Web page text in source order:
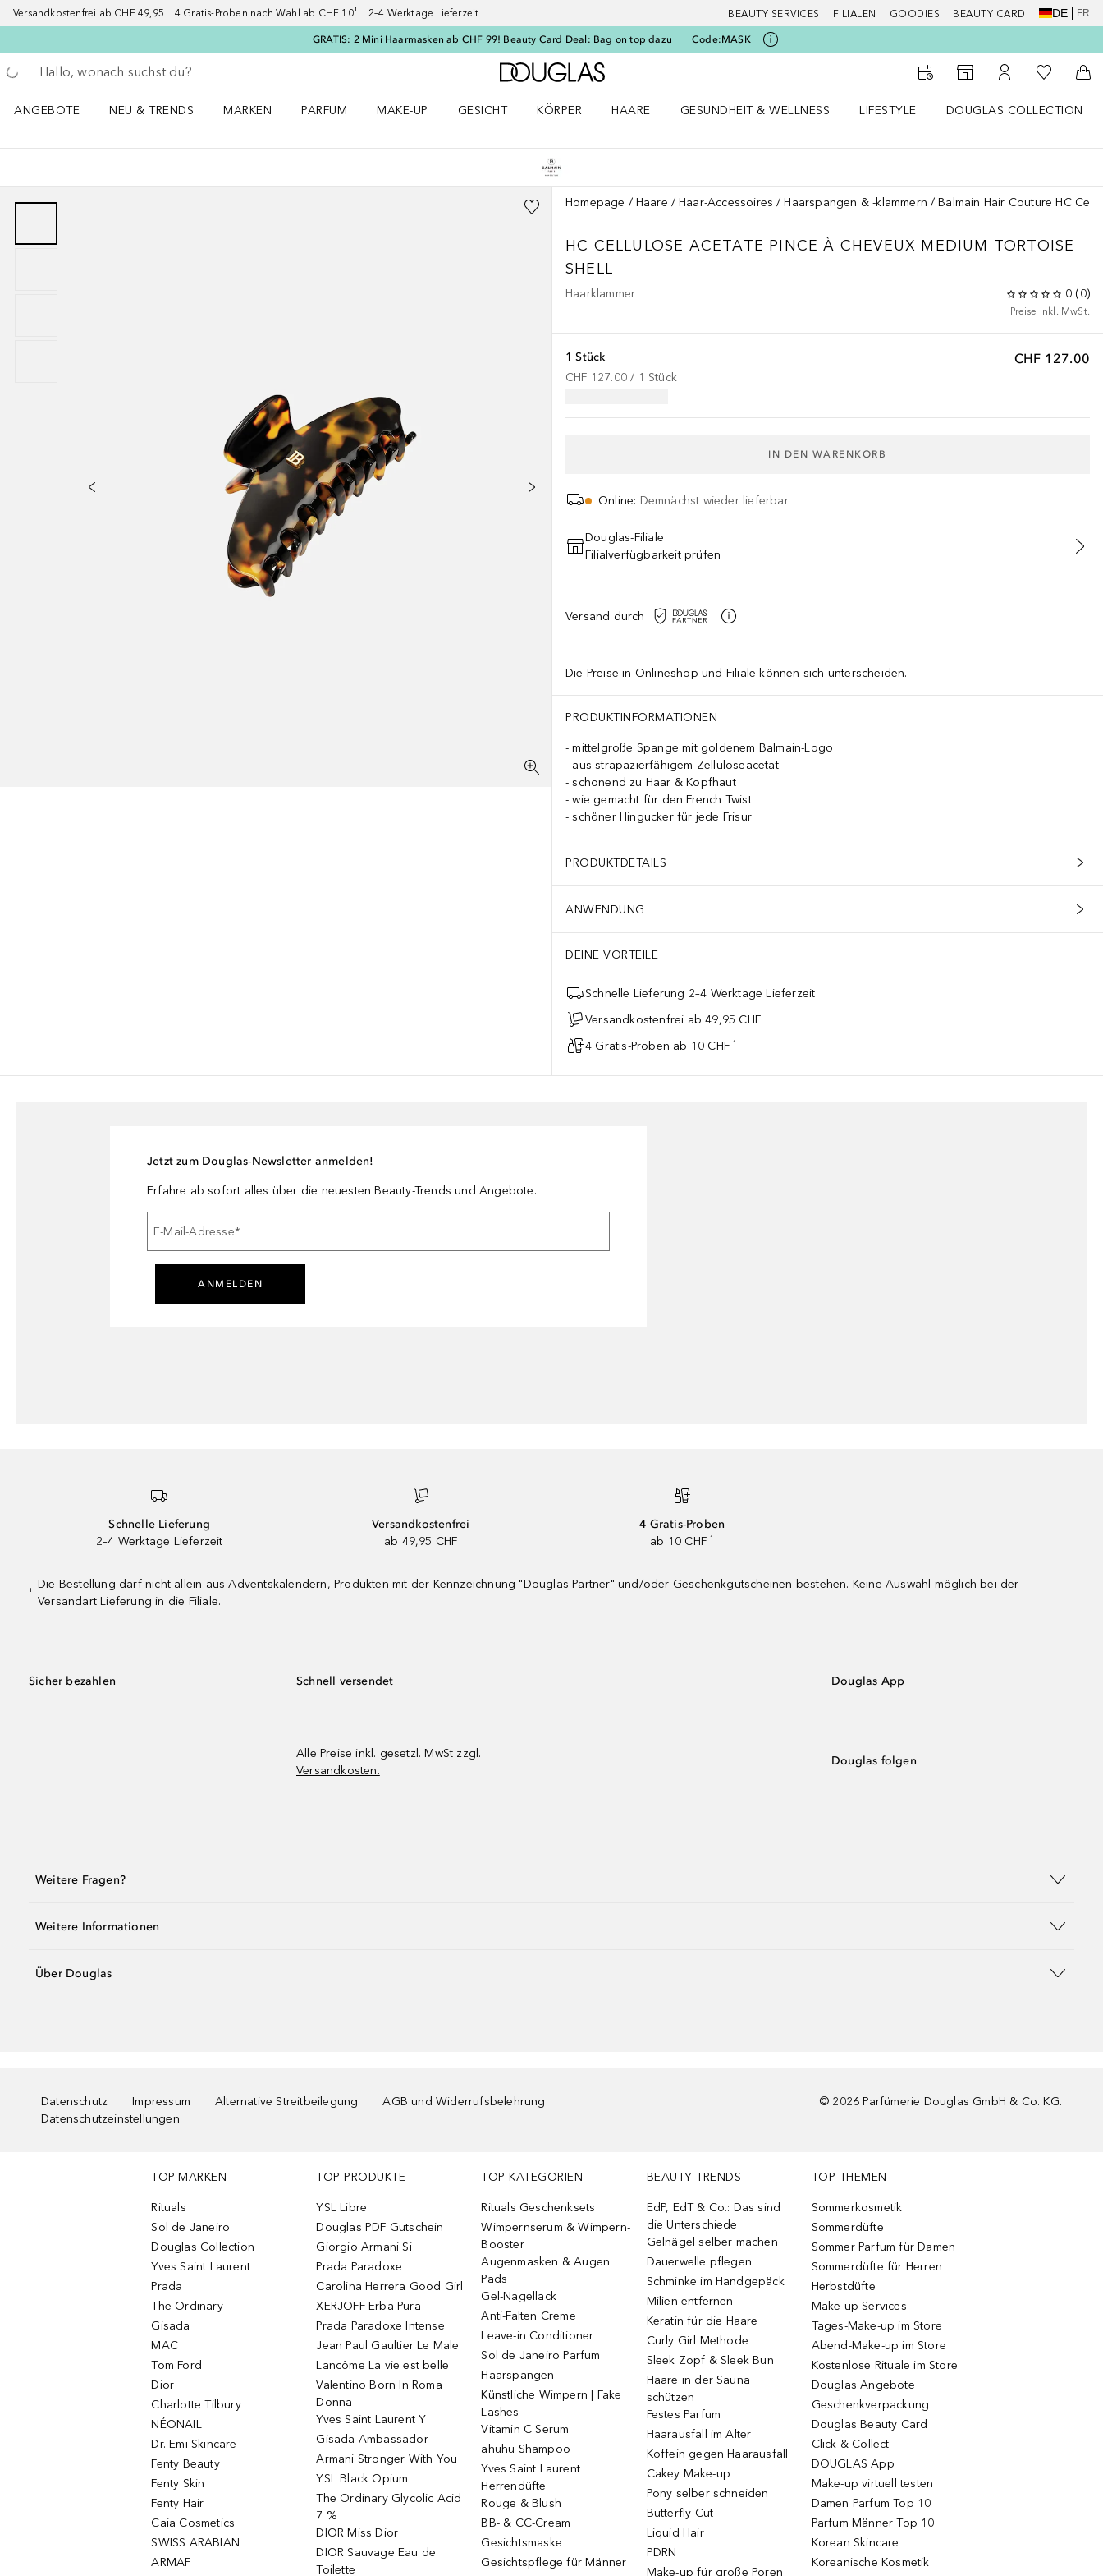
Versandkostenfrei ab CHF 49,95 4 Gratis-Proben nach Wahl ab CHF 10¹ 2–4 Werktage Lieferzeit BEAUTY SERVICES FILIALEN GOODIES BEAUTY CARD DE FR
GRATIS: 2 Mini Haarmasken ab CHF 99! Beauty Card Deal: Bag on top dazu Code:MASK
Gehe zurück
Suche ausführen
Zur Douglas Startseite
Zum Storefinder
Zu Meinem
Zu Meiner
ANGEBOTE
NEU & TRENDS
MARKEN
PARFUM
MAKE-UP
GESICHT
KÖRPER
HAARE
GESUNDHEIT & WELLNESS
LIFESTYLE
DOUGLAS COLLECTION
Homepage Haare Haar-Accessoires Haarspangen & -klammern Balmain Hair Couture HC
HC CELLULOSE ACETATE PINCE À CHEVEUX MEDIUM TORTOISE
SHELL
Haarklammer 0 (0)
Preise inkl. MwSt.
CHF 127.00
1 Stück
CHF 127.00 / 1 Stück
IN DEN WARENKORB
Online: Demnächst wieder lieferbar
Douglas-Filiale
Filialverfügbarkeit prüfen
Versand durch
Die Preise in Onlineshop und Filiale können sich unterscheiden.
PRODUKTINFORMATIONEN
mittelgroße Spange mit goldenem Balmain-Logo
aus strapazierfähigem Zelluloseacetat
schonend zu Haar & Kopfhaut
wie gemacht für den French Twist
schöner Hingucker für jede Frisur
PRODUKTDETAILS
ANWENDUNG
DEINE VORTEILE
Schnelle Lieferung 2–4 Werktage Lieferzeit
Versandkostenfrei ab 49,95 CHF
4 Gratis-Proben ab 10 CHF ¹
Jetzt zum Douglas-Newsletter anmelden!
Erfahre ab sofort alles über die neuesten Beauty-Trends und Angebote.
E-Mail-Adresse*
ANMELDEN
Schnelle Lieferung
2–4 Werktage Lieferzeit
Versandkostenfrei
ab 49,95 CHF
4 Gratis-Proben
ab 10 CHF ¹
¹
Die Bestellung darf nicht allein aus Adventskalendern, Produkten mit der Kennzeichnung "Douglas Partner" und/oder Geschenkgutscheinen bestehen. Keine Auswahl möglich bei der
Versandart Lieferung in die Filiale.
Sicher bezahlen Schnell versendet
Alle Preise inkl. gesetzl. MwSt zzgl.
Versandkosten.
Douglas App
Douglas folgen
Weitere Fragen?
Weitere Informationen
Über Douglas
Datenschutz Impressum Alternative Streitbeilegung
AGB und Widerrufsbelehrung
Datenschutzeinstellungen
© 2026 Parfümerie Douglas GmbH & Co. KG.
TOP-MARKEN
Rituals
Sol de Janeiro
Douglas Collection
Yves Saint Laurent
Prada
The Ordinary
Gisada
MAC
Tom Ford
Dior
Charlotte Tilbury
NÉONAIL
Dr. Emi Skincare
Fenty Beauty
Fenty Skin
Fenty Hair
Caia Cosmetics
SWISS ARABIAN
ARMAF
TOP PRODUKTE
YSL Libre
Douglas PDF Gutschein
Giorgio Armani Si
Prada Paradoxe
Carolina Herrera Good Girl
XERJOFF Erba Pura
Prada Paradoxe Intense
Jean Paul Gaultier Le Male
Lancôme La vie est belle
Valentino Born In Roma
Donna
Yves Saint Laurent Y
Gisada Ambassador
Armani Stronger With You
YSL Black Opium
The Ordinary Glycolic Acid
7 %
DIOR Miss Dior
DIOR Sauvage Eau de
Toilette
TOP KATEGORIEN
Rituals Geschenksets
Wimpernserum & Wimpern-
Booster
Augenmasken & Augen
Pads
Gel-Nagellack
Anti-Falten Creme
Leave-in Conditioner
Sol de Janeiro Parfum
Haarspangen
Künstliche Wimpern | Fake
Lashes
Vitamin C Serum
ahuhu Shampoo
Yves Saint Laurent
Herrendüfte
Rouge & Blush
BB- & CC-Cream
Gesichtsmaske
Gesichtspflege für Männer
BEAUTY TRENDS
EdP, EdT & Co.: Das sind
die Unterschiede
Gelnägel selber machen
Dauerwelle pflegen
Schminke im Handgepäck
Milien entfernen
Keratin für die Haare
Curly Girl Methode
Sleek Zopf & Sleek Bun
Haare in der Sauna
schützen
Festes Parfum
Haarausfall im Alter
Koffein gegen Haarausfall
Cakey Make-up
Pony selber schneiden
Butterfly Cut
Liquid Hair
PDRN
Make-up für große Poren
TOP THEMEN
Sommerkosmetik
Sommerdüfte
Sommer Parfum für Damen
Sommerdüfte für Herren
Herbstdüfte
Make-up-Services
Tages-Make-up im Store
Abend-Make-up im Store
Kostenlose Rituale im Store
Douglas Angebote
Geschenkverpackung
Douglas Beauty Card
Click & Collect
DOUGLAS App
Make-up virtuell testen
Damen Parfum Top 10
Parfum Männer Top 10
Korean Skincare
Koreanische Kosmetik